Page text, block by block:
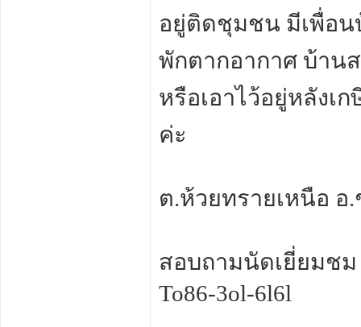
อยู่ติดชุมชน มีเพื่อน
พักตากอากาศ บ้าน
หรือเอาไว้อยู่หลังเ
ค่ะ
ต.ห้วยทรายเหนือ อ
สอบถามนัดเยี่ยมช
To86-3ol-6l6l